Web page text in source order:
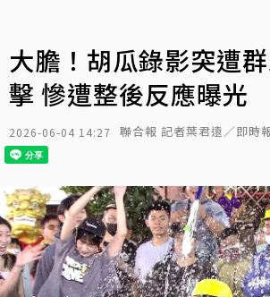
大膽！胡瓜錄影突遭
擊 慘遭整後反應曝光
2026-06-04 14:27 聯合報 記者葉君遠／即時